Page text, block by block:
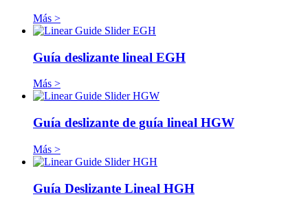
Más >
Guía deslizante lineal EGH
Más >
Guía deslizante de guía lineal HGW
Más >
Guía Deslizante Lineal HGH